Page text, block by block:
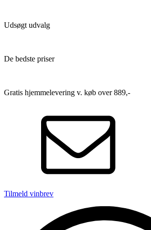
Udsøgt udvalg
De bedste priser
Gratis hjemmelevering v. køb over 889,-
Tilmeld vinbrev